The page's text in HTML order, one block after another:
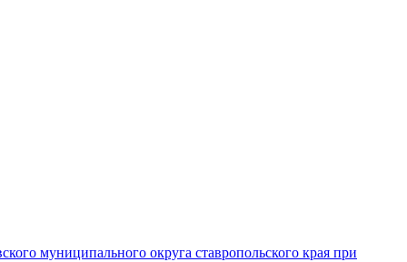
муниципального округа ставропольского края при